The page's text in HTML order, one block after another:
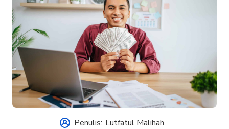
Penulis: Lutfatul Malihah